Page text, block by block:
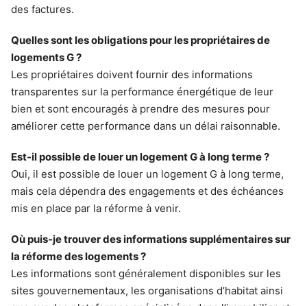
des factures.
Quelles sont les obligations pour les propriétaires de
logements G ?
Les propriétaires doivent fournir des informations
transparentes sur la performance énergétique de leur
bien et sont encouragés à prendre des mesures pour
améliorer cette performance dans un délai raisonnable.
Est-il possible de louer un logement G à long terme ?
Oui, il est possible de louer un logement G à long terme,
mais cela dépendra des engagements et des échéances
mis en place par la réforme à venir.
Où puis-je trouver des informations supplémentaires sur
la réforme des logements ?
Les informations sont généralement disponibles sur les
sites gouvernementaux, les organisations d’habitat ainsi